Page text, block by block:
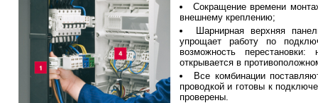
Сокращение времени
внешнему креплению;
Шарнирная верхняя
упрощает работу по
возможность
открывается в
Все комбинации
проводкой и готовы к
проверены.